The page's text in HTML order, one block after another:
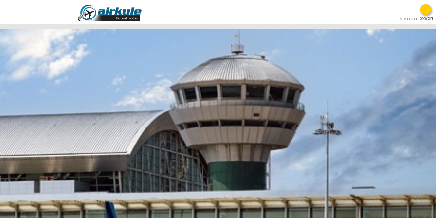
İstanbul 24/31